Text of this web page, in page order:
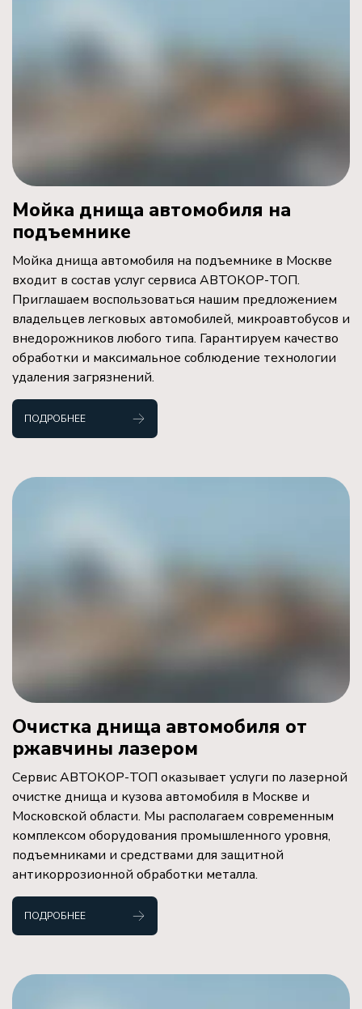
Мойка днища автомобиля на
подъемнике
Мойка днища автомобиля на подъемнике в Москве
входит в состав услуг сервиса АВТОКОР-ТОП.
Приглашаем воспользоваться нашим предложением
владельцев легковых автомобилей, микроавтобусов и
внедорожников любого типа. Гарантируем качество
обработки и максимальное соблюдение технологии
удаления загрязнений.
ПОДРОБНЕЕ
Очистка днища автомобиля от
ржавчины лазером
Сервис АВТОКОР-ТОП оказывает услуги по лазерной
очистке днища и кузова автомобиля в Москве и
Московской области. Мы располагаем современным
комплексом оборудования промышленного уровня,
подъемниками и средствами для защитной
антикоррозионной обработки металла.
ПОДРОБНЕЕ